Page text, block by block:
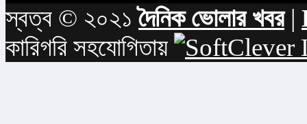
স্বত্ব © ২০২১দৈনিক ভোলার খবর|
কারিগরি সহযোগিতায়